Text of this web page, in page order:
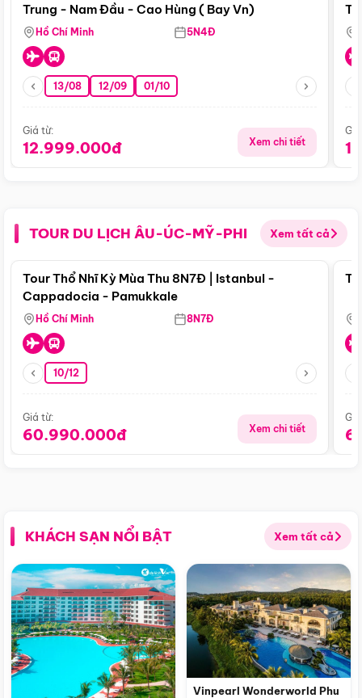
Trung - Nam Đầu - Cao Hùng ( Bay Vn)
Hồ Chí Minh 5N4Đ
13/08 12/09 01/10
Giá từ:
12.999.000đ Xem chi tiết
TOUR DU LỊCH ÂU-ÚC-MỸ-PHI Xem tất cả
Điểm nổi bật
Tour Thổ Nhĩ Kỳ Mùa Thu 8N7Đ | Istanbul -
Cappadocia - Pamukkale
Hồ Chí Minh 8N7Đ
10/12
Giá từ:
60.990.000đ Xem chi tiết
KHÁCH SẠN NỔI BẬT Xem tất cả
Vinpearl Wonderworld Phu